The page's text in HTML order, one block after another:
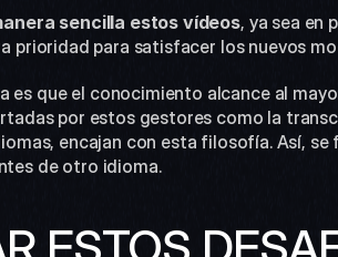
sencilla estos vídeos, ya sea en
prioridad para satisfacer los nuevos
es que el conocimiento alcance al
por estos gestores como la
encajan con esta filosofía. Así, se
de otro idioma.